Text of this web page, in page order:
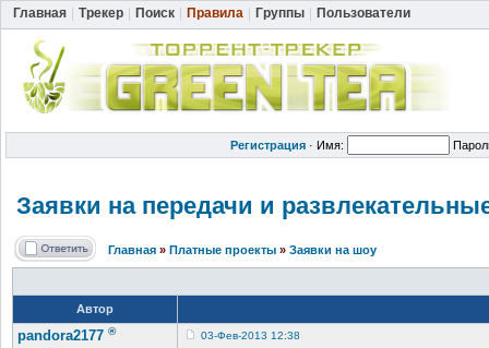
Главная Трекер Поиск Правила Группы Пользователи
Регистрация · Имя:
Заявки на передачи и развлекатель
Главная » Платные проекты » Заявки на шоу
Автор
pandora2177 ® 03-Фев-2013 12:38